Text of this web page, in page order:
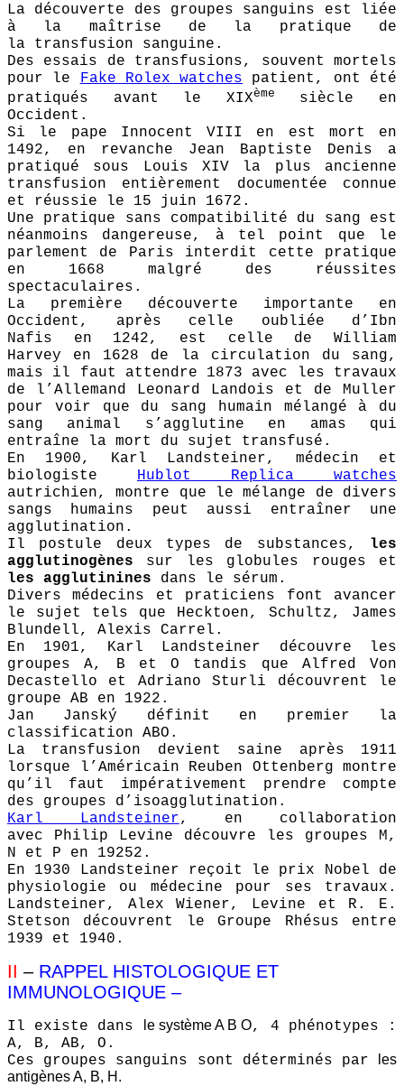
La découverte des groupes sanguins est liée
à la maîtrise de la pratique de
la transfusion sanguine.
Des essais de transfusions, souvent mortels
pour le Fake Rolex watches patient, ont été
pratiqués avant le XIXème
siècle en
Occident.
Si le pape Innocent VIII en est mort en
1492, en revanche Jean Baptiste Denis a
pratiqué sous Louis XIV la plus ancienne
transfusion entièrement documentée connue
et réussie le 15 juin 1672.
Une pratique sans compatibilité du sang est
néanmoins dangereuse, à tel point que le
parlement de Paris interdit cette pratique
en 1668 malgré des réussites
spectaculaires.
La première découverte importante en
Occident, après celle oubliée d’Ibn
Nafis en 1242, est celle de William
Harvey en 1628 de la circulation du sang,
mais il faut attendre 1873 avec les travaux
de l’Allemand Leonard Landois et de Muller
pour voir que du sang humain mélangé à du
sang animal s’agglutine en amas qui
entraîne la mort du sujet transfusé.
En 1900, Karl Landsteiner, médecin et
biologiste Hublot Replica watches
autrichien, montre que le mélange de divers
sangs humains peut aussi entraîner une
agglutination.
Il postule deux types de substances, les
agglutinogènes sur les globules rouges et
les agglutinines dans le sérum.
Divers médecins et praticiens font avancer
le sujet tels que Hecktoen, Schultz, James
Blundell, Alexis Carrel.
En 1901, Karl Landsteiner découvre les
groupes A, B et O tandis que Alfred Von
Decastello et Adriano Sturli découvrent le
groupe AB en 1922.
Jan Janský définit en premier la
classification ABO.
La transfusion devient saine après 1911
lorsque l’Américain Reuben Ottenberg montre
qu’il faut impérativement prendre compte
des groupes d’isoagglutination.
Karl Landsteiner, en collaboration
avec Philip Levine découvre les groupes M,
N et P en 19252.
En 1930 Landsteiner reçoit le prix Nobel de
physiologie ou médecine pour ses travaux.
Landsteiner, Alex Wiener, Levine et R. E.
Stetson découvrent le Groupe Rhésus entre
1939 et 1940.
II – RAPPEL HISTOLOGIQUE ET
IMMUNOLOGIQUE –
Il existe dans le système A B O, 4 phénotypes :
A, B, AB, O.
Ces groupes sanguins sont déterminés par
les
antigènes A, B, H.